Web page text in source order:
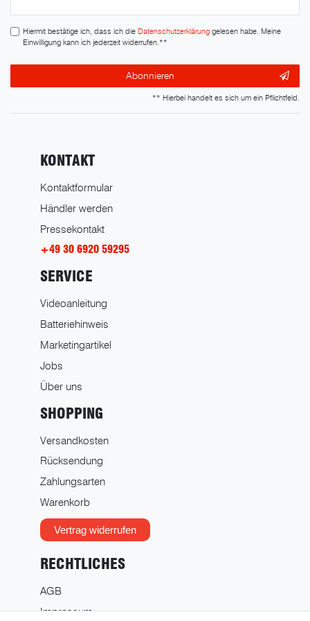
Hiermit bestätige ich, dass ich die Daten­schutz­erklärunggelesen habe. Meine
Einwilligung kann ich jederzeit widerrufen.**
Abonnieren
** Hierbei handelt es sich um ein Pflichtfeld.
KONTAKT
Kontaktformular
Händler werden
Pressekontakt
+49 30 6920 59295
SERVICE
Videoanleitung
Batteriehinweis
Marketingartikel
Jobs
Über uns
SHOPPING
Versandkosten
Rücksendung
Zahlungsarten
Warenkorb
Vertrag widerrufen
RECHTLICHES
AGB
Impressum